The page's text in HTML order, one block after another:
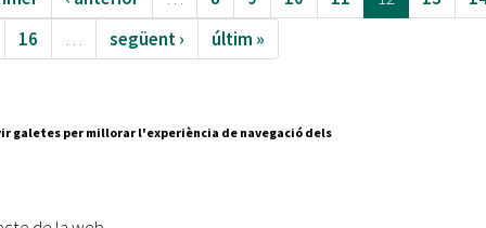
16
… següent › últim »
galetes per millorar l'experiència de navegació dels